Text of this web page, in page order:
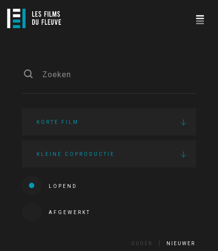
KORTE FILM
KLEINE COPRODUCTIE
LOPEND
AFGEWERKT
OUDER NIEUWER